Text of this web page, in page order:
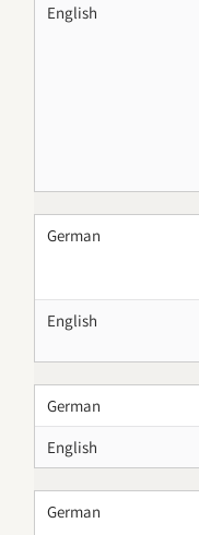
English
German
English
German
English
German